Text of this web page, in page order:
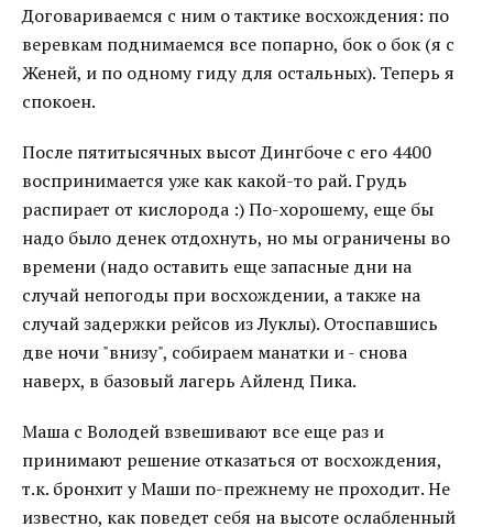
Договариваемся с ним о тактике восхождения: по
веревкам поднимаемся все попарно, бок о бок (я с
Женей, и по одному гиду для остальных). Теперь я
спокоен.
После пятитысячных высот Дингбоче с его 4400
воспринимается уже как какой-то рай. Грудь
распирает от кислорода :) По-хорошему, еще бы
надо было денек отдохнуть, но мы ограничены во
времени (надо оставить еще запасные дни на
случай непогоды при восхождении, а также на
случай задержки рейсов из Луклы). Отоспавшись
две ночи "внизу", собираем манатки и - снова
наверх, в базовый лагерь Айленд Пика.
Маша с Володей взвешивают все еще раз и
принимают решение отказаться от восхождения,
т.к. бронхит у Маши по-прежнему не проходит. Не
известно, как поведет себя на высоте ослабленный